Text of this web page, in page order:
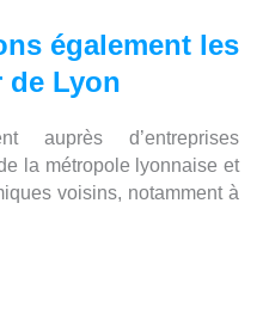
également les
de Lyon
auprès d’entreprises
la métropole lyonnaise et
voisins, notamment à